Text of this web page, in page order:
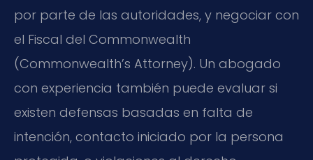
por parte de las autoridades, y negociar con
el Fiscal del Commonwealth
(Commonwealth’s Attorney). Un abogado
con experiencia también puede evaluar si
existen defensas basadas en falta de
intención, contacto iniciado por la persona